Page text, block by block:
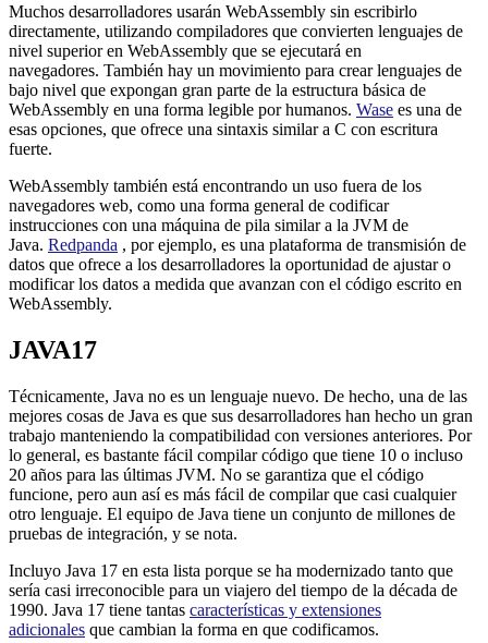
Muchos desarrolladores usarán WebAssembly sin escribirlo
directamente, utilizando compiladores que convierten lenguajes de
nivel superior en WebAssembly que se ejecutará en
navegadores. También hay un movimiento para crear lenguajes de
bajo nivel que expongan gran parte de la estructura básica de
WebAssembly en una forma legible por humanos. Wase es una de
esas opciones, que ofrece una sintaxis similar a C con escritura
fuerte.
WebAssembly también está encontrando un uso fuera de los
navegadores web, como una forma general de codificar
instrucciones con una máquina de pila similar a la JVM de
Java. Redpanda , por ejemplo, es una plataforma de transmisión de
datos que ofrece a los desarrolladores la oportunidad de ajustar o
modificar los datos a medida que avanzan con el código escrito en
WebAssembly.
JAVA17
Técnicamente, Java no es un lenguaje nuevo. De hecho, una de las
mejores cosas de Java es que sus desarrolladores han hecho un gran
trabajo manteniendo la compatibilidad con versiones anteriores. Por
lo general, es bastante fácil compilar código que tiene 10 o incluso
20 años para las últimas JVM. No se garantiza que el código
funcione, pero aun así es más fácil de compilar que casi cualquier
otro lenguaje. El equipo de Java tiene un conjunto de millones de
pruebas de integración, y se nota.
Incluyo Java 17 en esta lista porque se ha modernizado tanto que
sería casi irreconocible para un viajero del tiempo de la década de
1990. Java 17 tiene tantas características y extensiones
adicionales que cambian la forma en que codificamos.